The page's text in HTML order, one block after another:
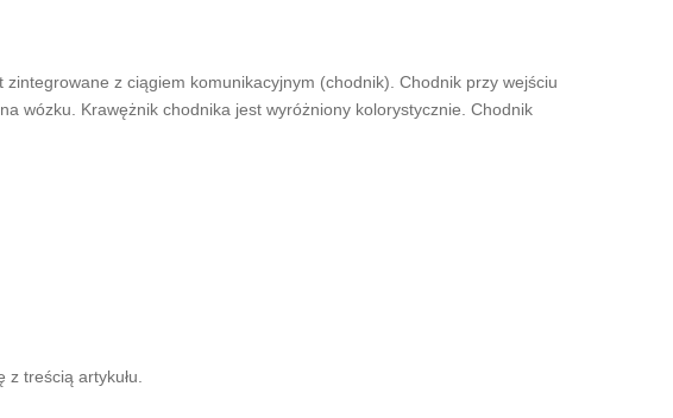
z ciągiem komunikacyjnym (chodnik). Chodnik przy wejściu
wózku. Krawężnik chodnika jest wyróżniony kolorystycznie. Chodnik
treścią artykułu.